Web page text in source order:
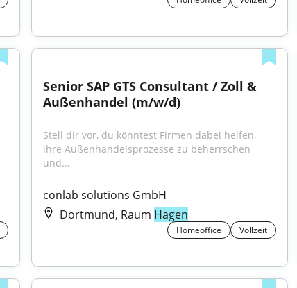
Senior SAP GTS Consultant / Zoll &
Außenhandel (m/w/d)
Stell dir vor, du könntest Firmen dabei helfen,
ihre Außenhandelsprozesse zu beherrschen
und...
conlab solutions GmbH
Dortmund, Raum Hagen
Homeoffice Vollzeit